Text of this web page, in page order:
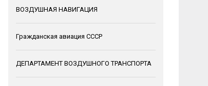
ВОЗДУШНАЯ НАВИГАЦИЯ
Гражданская авиация СССР
ДЕПАРТАМЕНТ ВОЗДУШНОГО ТРАНСПОРТА